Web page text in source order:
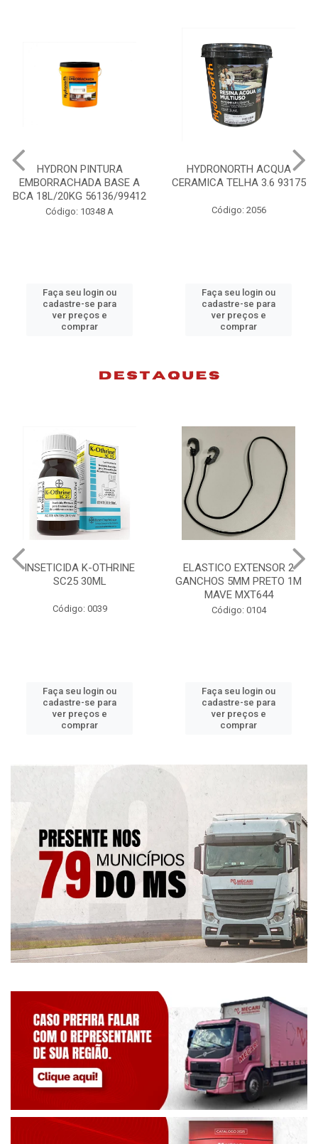
HYDRONORTH ACQUA
CERAMICA TELHA 3.6 93175
Código: 2056
Faça seu login ou
cadastre-se para
ver preços e
comprar
HYDRONORTH GRANFFINO
PEDRAS MARROCOS 20KG
Código: 10383 B
Faça seu login ou
cadastre-se para
ver preços e
comprar
INSETICIDA K-OTHRINE
SC25 30ML
Código: 0039
Faça seu login ou
cadastre-se para
ver preços e
comprar
ELASTICO EXTENSOR 2
GANCHOS 5MM PRETO 1M
MAVE MXT644
Código: 0104
Faça seu login ou
cadastre-se para
ver preços e
comprar